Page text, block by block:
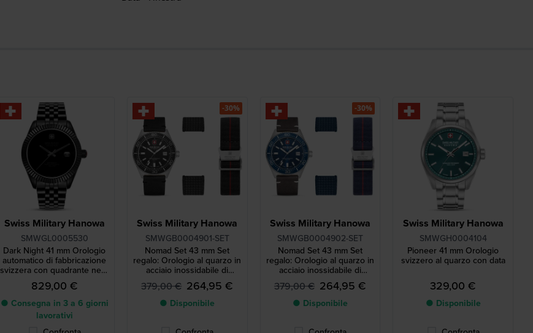
Swiss Military Hanowa
SMWGL0005530
Dark Night 41 mm Orologio
automatico di fabbricazione
svizzera con quadrante nero
musou
829,00 €
● Consegna in 3 a 6 giorni
lavorativi
Swiss Military Hanowa
SMWGB0004901-SET
Nomad Set 43 mm Set
regalo: Orologio al quarzo in
acciaio inossidabile di
fabbricazione svizzera con
due cinturini supplementari
379,00 € 264,95 €
● Disponibile
-30%
Swiss Military Hanowa
SMWGB0004902-SET
Nomad Set 43 mm Set
regalo: Orologio al quarzo in
acciaio inossidabile di
fabbricazione svizzera con
due cinturini supplementari
379,00 € 264,95 €
● Disponibile
-30%
Swiss Military Hanowa
SMWGH0004104
Pioneer 41 mm Orologio
svizzero al quarzo con data
329,00 €
● Disponibile